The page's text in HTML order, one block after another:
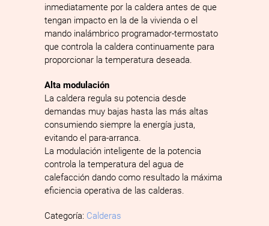
inmediatamente por la caldera antes de que
tengan impacto en la de la vivienda o el
mando inalámbrico programador-termostato
que controla la caldera continuamente para
proporcionar la temperatura deseada.
Alta modulación
La caldera regula su potencia desde
demandas muy bajas hasta las más altas
consumiendo siempre la energía justa,
evitando el para-arranca.
La modulación inteligente de la potencia
controla la temperatura del agua de
calefacción dando como resultado la máxima
eficiencia operativa de las calderas.
Categoría: Calderas